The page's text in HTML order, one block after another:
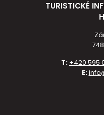
TURISTICKÉ
T: +420 595
E: